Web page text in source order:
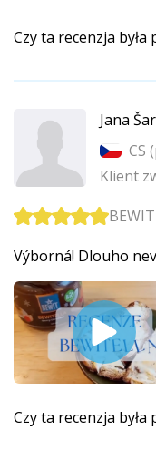
Czy ta recenzja była
Jana
CS (
Klient
Výborná! Dlouho
Czy ta recenzja była